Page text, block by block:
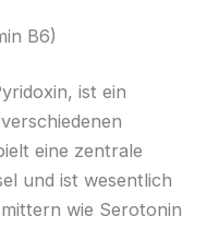
B6)
ist ein
eine zentrale
und ist wesentlich
wie Serotonin